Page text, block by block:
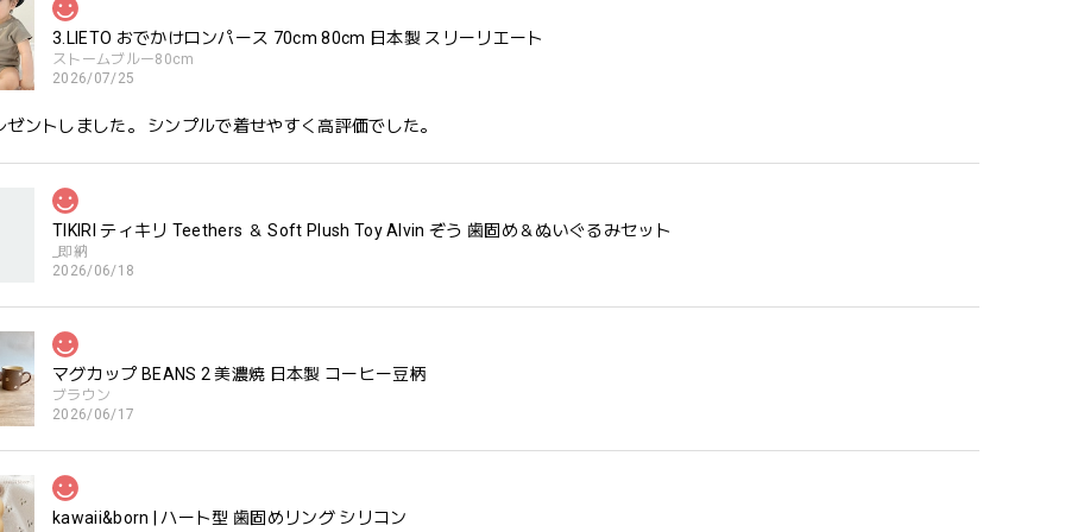
3.LIETO おでかけロンパース 70cm 80cm 日本製 スリーリエート
ストームブルー80cm
2026/07/25
ゼントしました。 シンプルで着せやすく高評価でした。
TIKIRI ティキリ Teethers ＆ Soft Plush Toy Alvin ぞう 歯固め＆ぬいぐるみセット
_即納
2026/06/18
マグカップ BEANS 2 美濃焼 日本製 コーヒー豆柄
ブラウン
2026/06/17
kawaii&born | ハート型 歯固めリング シリコン